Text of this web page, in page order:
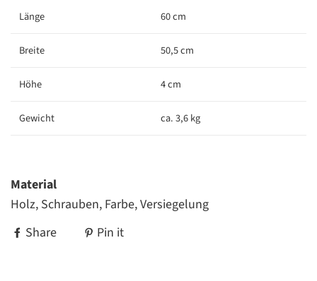
Länge 60 cm
Breite 50,5 cm
Höhe 4 cm
Gewicht ca. 3,6 kg
Material
Holz, Schrauben, Farbe, Versiegelung
Share
Pin it